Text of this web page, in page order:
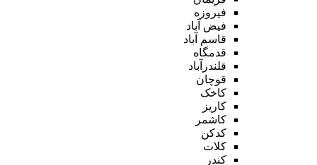
فیروزه
فیض آباد
قاسم آباد
قدمگاه
قلندرآباد
قوچان
کاخک
کاریز
کاشمر
کدکن
کلات
کندر